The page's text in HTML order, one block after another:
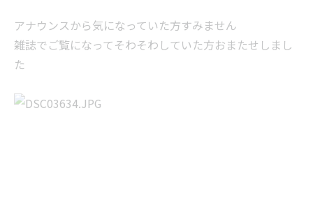
アナウンスから気になっていた方すみません
雑誌でご覧になってそわそわしていた方おまたせしまし
た